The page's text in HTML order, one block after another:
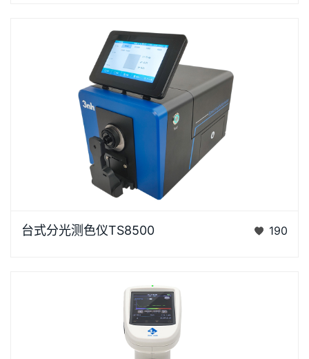
研发的分光测色仪，采用双阵列CMOS图像感应器具有
台式分光测色仪TS8500 190